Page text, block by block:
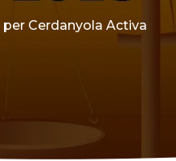
per Cerdanyola Activa